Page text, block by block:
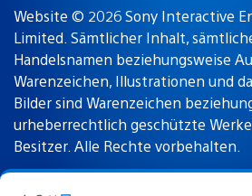
Website © 2026 Sony Interactive
Limited. Sämtlicher Inhalt,
Handelsnamen beziehungsweise
Warenzeichen, Illustrationen und
Bilder sind Warenzeichen
urheberrechtlich geschützte
Besitzer. Alle Rechte vorbehalten.